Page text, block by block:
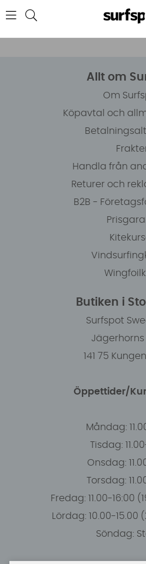
Allt om
Om
Köpavtal och
Handla från
Returer och
B2B -
Butiken i
Surfspot
Jägerhorns
141 75
Öppettider/
Måndag:
Tisdag:
Onsdag:
Torsdag:
Fredag: 11.00-16:00
Lördag: 10.00-
Söndag: